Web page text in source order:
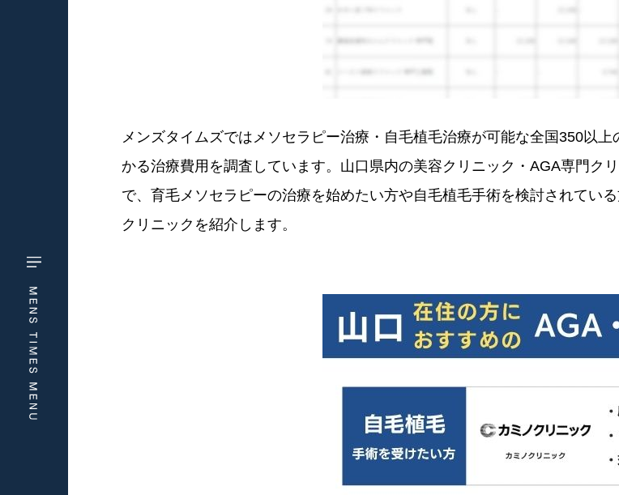
メンズタイムズではメソセラピー治療・自毛植毛治療が可能な全国350以
かる治療費用を調査しています。山口県内の美容クリニック・AGA専門ク
で、育毛メソセラピーの治療を始めたい方や自毛植毛手術を検討されてい
クリニックを紹介します。